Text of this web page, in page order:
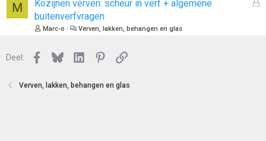
n
M
Kozijnen verven: scheur in verf + algemene
buitenverfvragen
Marc-o Verven, lakken, behangen en glas
Deel: Facebook
BlueskyLinkedInPinterest
Link
Verven, lakken, behangen en glas